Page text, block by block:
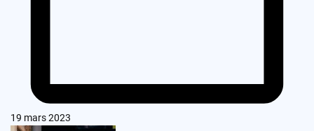
19 mars 2023